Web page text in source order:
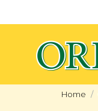
Home